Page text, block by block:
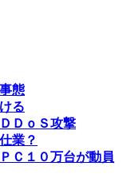
態
る
ＤｏＳ攻撃
業？
Ｃ１０万台が動員